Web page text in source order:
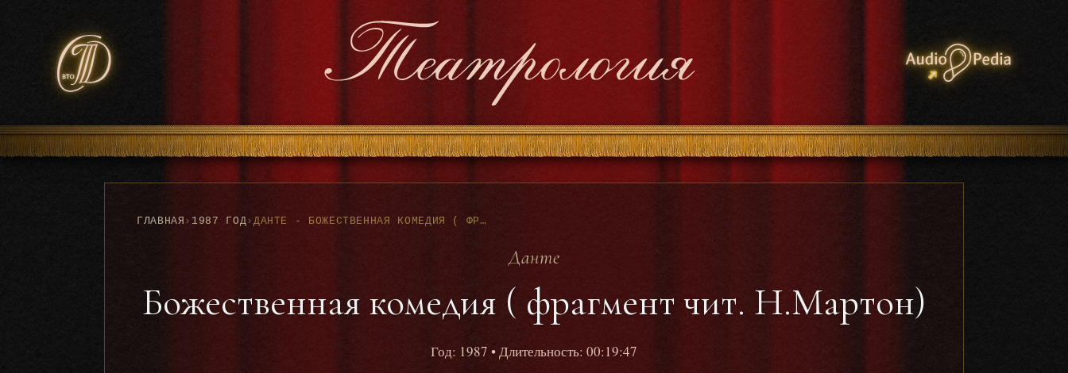
ГЛАВНАЯ › 1987 ГОД› ДАНТЕ - БОЖЕСТВЕННАЯ КОМЕДИЯ ( ФРАГМЕНТ ЧИТ. Н.МАРТОН)
Данте
Божественная комедия ( фрагмент чит. Н.Мартон)
Год: 1987 • Длительность: 00:19:47